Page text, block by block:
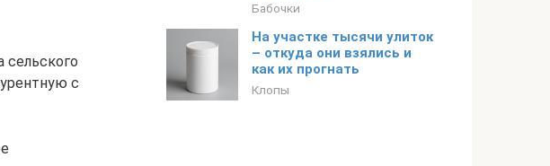
сельского
с
Бабочки
На участке тысячи улиток
– откуда они взялись и
как их прогнать
Клопы